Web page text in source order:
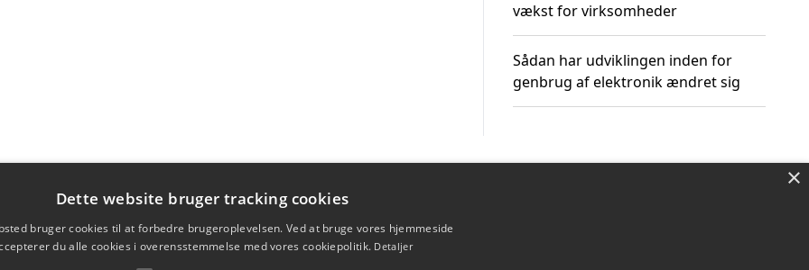
vækst for virksomheder
Sådan har udviklingen inden for
genbrug af elektronik ændret sig
×
Dette website bruger tracking cookies
bruger cookies til at forbedre brugeroplevelsen. Ved at bruge vores hjemmeside
du alle cookies i overensstemmelse med vores cookiepolitik. Detaljer